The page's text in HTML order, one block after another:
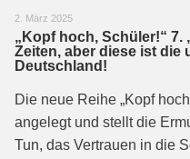
2. März 2025
„Kopf hoch, Schüler!“
Zeiten, aber diese ist die
Deutschland!
Die neue Reihe „Kopf
angelegt und stellt die
Tun, das Vertrauen in die